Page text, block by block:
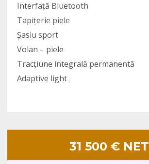
Interfață Bluetooth
Tapițerie piele
Șasiu sport
Volan – piele
Tracțiune integrală permanentă
Adaptive light
31 500 € NET